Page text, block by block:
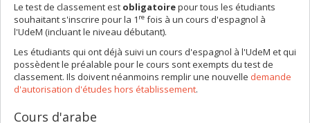
Le test de classement est obligatoirepour tous les étudiants
souhaitant s'inscrire pour la 1 re fois à un cours d'espagnol à
l'UdeM (incluant le niveau débutant).
Les étudiants qui ont déjà suivi un cours d'espagnol à l'UdeM et qui
possèdent le préalable pour le cours sont exempts du test de
classement. Ils doivent néanmoins remplir une nouvelle demande
d'autorisation d'études hors établissement.
Cours d'arabe